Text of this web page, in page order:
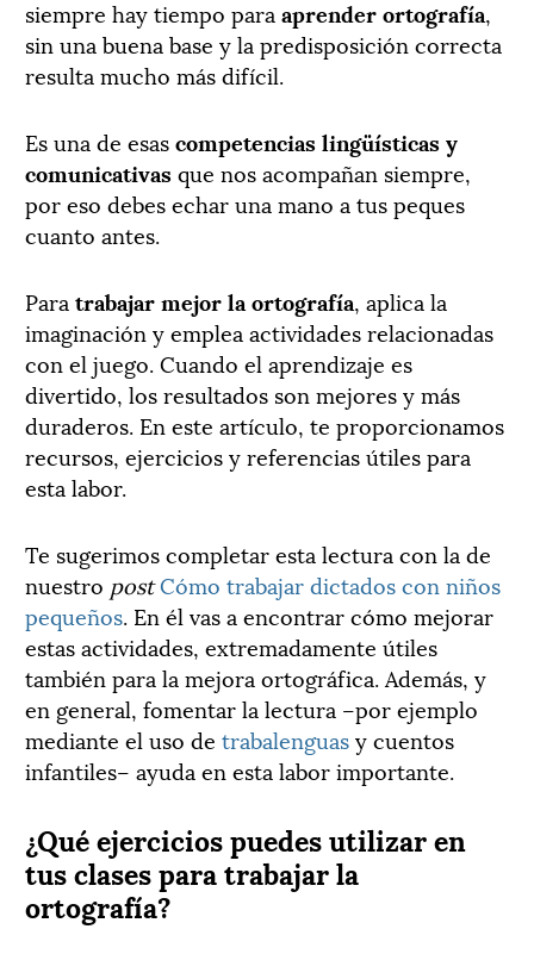
siempre hay tiempo para aprender ortografía,
sin una buena base y la predisposición correcta
resulta mucho más difícil.
Es una de esascompetencias lingüísticas y
comunicativasque nos acompañan siempre,
por eso debes echar una mano a tus peques
cuanto antes.
Para trabajar mejor la ortografía, aplica la
imaginación y emplea actividades relacionadas
con el juego. Cuando el aprendizaje es
divertido, los resultados son mejores y más
duraderos. En este artículo, te proporcionamos
recursos, ejercicios y referencias útiles para
esta labor.
Te sugerimos completar esta lectura con la de
nuestro postCómo trabajar dictados con niños
pequeños. En él vas a encontrar cómo mejorar
estas actividades, extremadamente útiles
también para la mejora ortográfica.Además, y
en general, fomentar la lectura –por ejemplo
mediante el uso de trabalenguasy cuentos
infantiles– ayuda en esta labor importante.
¿Qué ejercicios puedes utilizar en
tus clases para trabajar la
ortografía?